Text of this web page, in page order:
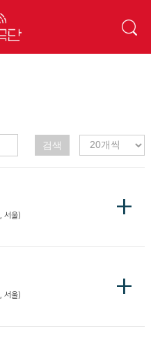
검색
+
서울)
+
서울)